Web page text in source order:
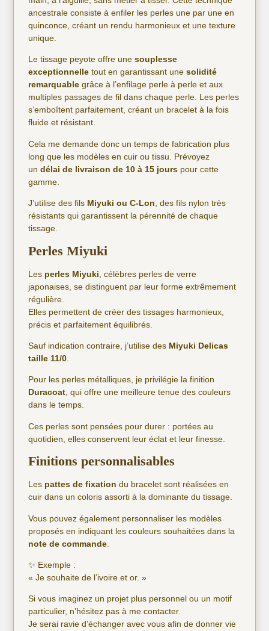
ancestrale consiste à enfiler les perles une par une en
quinconce, créant un rendu harmonieux et une texture
unique.​
Le tissage peyote offre unesouplesse
exceptionnelle tout en garantissant unesolidité
remarquable grâce à l’enfilage perle à perle et aux
multiples passages de fil dans chaque perle. Les perles
s’emboîtent parfaitement, créant un bracelet à la fois
fluide et résistant.​
Cela me demande donc un temps de fabrication plus
long que les modèles en cuir ou tissu. Prévoyez
undélai de livraison de 10 à 15 jours pour cette
gamme.
J’utilise des fils Miyuki ou C-Lon , des fils nylon très
résistants qui garantissent la pérennité de chaque
tissage.​
Perles Miyuki
Les perles Miyuki , célèbres perles de verre
japonaises, se distinguent par leur forme extrêmement
régulière.
Elles permettent de créer des tissages harmonieux,
précis et parfaitement équilibrés.
Sauf indication contraire, j’utilise des Miyuki Delicas
taille 11/0
Pour les perles métalliques, je privilégie la finition
Duracoat, qui offre une meilleure tenue des couleurs
dans le temps.
Ces perles sont pensées pour durer : portées au
quotidien, elles conservent leur éclat et leur finesse.
Finitions personnalisables
Les pattes de fixation du bracelet sont réalisées en
cuir dans un coloris assorti à la dominante du tissage.
Vous pouvez également personnaliser les modèles
proposés en indiquant les couleurs souhaitées dans la
note de commande
✨ Exemple :
« Je souhaite de l’ivoire et or. »
Si vous imaginez un projet plus personnel ou un motif
particulier, n’hésitez pas à me contacter.
Je serai ravie d’échanger avec vous afin de donner vie